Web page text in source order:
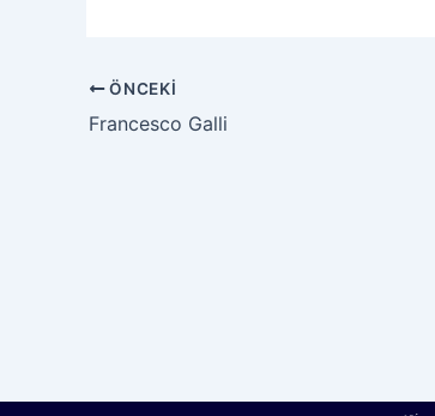
ÖNCEKI
Francesco Galli